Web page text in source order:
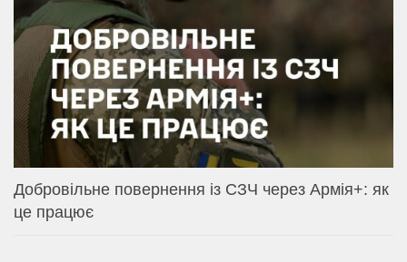
Добровільне повернення із СЗЧ через Армія+: як
це працює